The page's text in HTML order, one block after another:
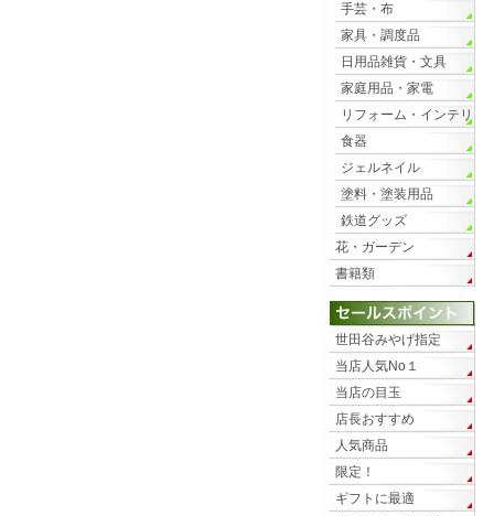
手芸・布
家具・調度品
日用品雑貨・文具
家庭用品・家電
リフォーム・インテリ
ア
食器
ジェルネイル
塗料・塗装用品
鉄道グッズ
花・ガーデン
書籍類
世田谷みやげ指定
当店人気No１
当店の目玉
店長おすすめ
人気商品
限定！
ギフトに最適